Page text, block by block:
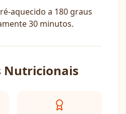
aquecido a 180 graus
30 minutos.
Nutricionais